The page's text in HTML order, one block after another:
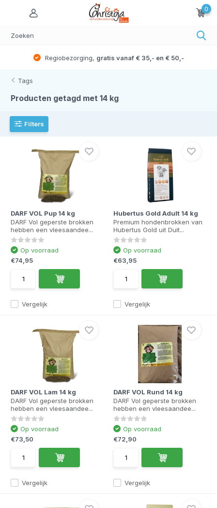
0
Regiobezorging, gratis vanaf € 35,- en € 50,-
Tags
Producten getagd met 14 kg
Filters
DARF VOL Pup 14 kg
DARF Vol geperste brokken
hebben een vleesaandee...
Vergelijk
Op voorraad
€74,95
Hubertus Gold Adult 14 kg
Premium hondenbrokken van
Hubertus Gold uit Duit...
Vergelijk
Op voorraad
€63,95
DARF VOL Lam 14 kg
DARF Vol geperste brokken
hebben een vleesaandee...
Vergelijk
Op voorraad
€73,50
DARF VOL Rund 14 kg
DARF Vol geperste brokken
hebben een vleesaandee...
Vergelijk
Op voorraad
€72,90